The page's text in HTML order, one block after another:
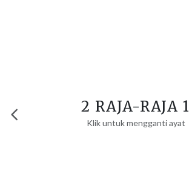
2 RAJA-RAJA 1
Klik untuk mengganti ayat